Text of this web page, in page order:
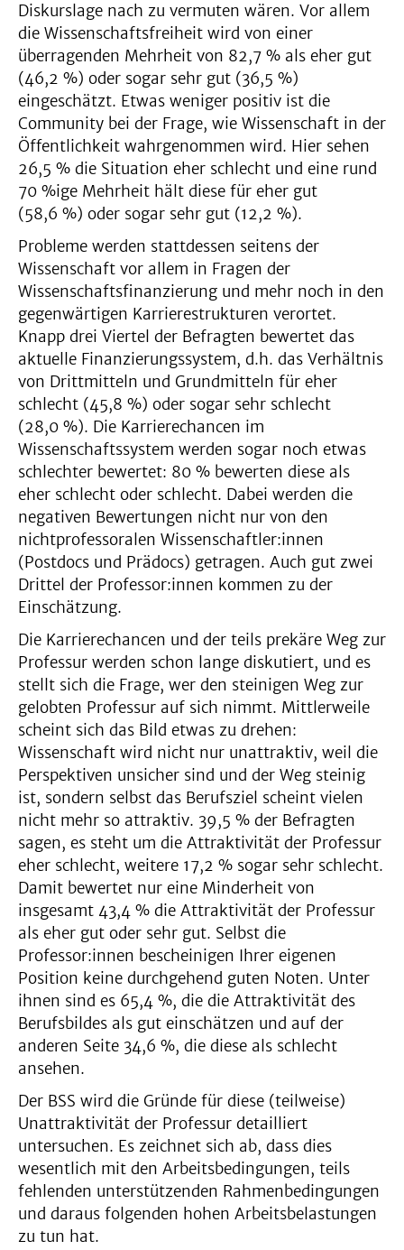
Diskurslage nach zu vermuten wären. Vor allem
die Wissenschaftsfreiheit wird von einer
überragenden Mehrheit von 82,7 % als eher gut
(46,2 %) oder sogar sehr gut (36,5 %)
eingeschätzt. Etwas weniger positiv ist die
Community bei der Frage, wie Wissenschaft in der
Öffentlichkeit wahrgenommen wird. Hier sehen
26,5 % die Situation eher schlecht und eine rund
70 %ige Mehrheit hält diese für eher gut
(58,6 %) oder sogar sehr gut (12,2 %).
Probleme werden stattdessen seitens der
Wissenschaft vor allem in Fragen der
Wissenschaftsfinanzierung und mehr noch in den
gegenwärtigen Karrierestrukturen verortet.
Knapp drei Viertel der Befragten bewertet das
aktuelle Finanzierungssystem, d.h. das Verhältnis
von Drittmitteln und Grundmitteln für eher
schlecht (45,8 %) oder sogar sehr schlecht
(28,0 %). Die Karrierechancen im
Wissenschaftssystem werden sogar noch etwas
schlechter bewertet: 80 % bewerten diese als
eher schlecht oder schlecht. Dabei werden die
negativen Bewertungen nicht nur von den
nichtprofessoralen Wissenschaftler:innen
(Postdocs und Prädocs) getragen. Auch gut zwei
Drittel der Professor:innen kommen zu der
Einschätzung.
Die Karrierechancen und der teils prekäre Weg zur
Professur werden schon lange diskutiert, und es
stellt sich die Frage, wer den steinigen Weg zur
gelobten Professur auf sich nimmt. Mittlerweile
scheint sich das Bild etwas zu drehen:
Wissenschaft wird nicht nur unattraktiv, weil die
Perspektiven unsicher sind und der Weg steinig
ist, sondern selbst das Berufsziel scheint vielen
nicht mehr so attraktiv. 39,5 % der Befragten
sagen, es steht um die Attraktivität der Professur
eher schlecht, weitere 17,2 % sogar sehr schlecht.
Damit bewertet nur eine Minderheit von
insgesamt 43,4 % die Attraktivität der Professur
als eher gut oder sehr gut. Selbst die
Professor:innen bescheinigen Ihrer eigenen
Position keine durchgehend guten Noten. Unter
ihnen sind es 65,4 %, die die Attraktivität des
Berufsbildes als gut einschätzen und auf der
anderen Seite 34,6 %, die diese als schlecht
ansehen.
Der BSS wird die Gründe für diese (teilweise)
Unattraktivität der Professur detailliert
untersuchen. Es zeichnet sich ab, dass dies
wesentlich mit den Arbeitsbedingungen, teils
fehlenden unterstützenden Rahmenbedingungen
und daraus folgenden hohen Arbeitsbelastungen
zu tun hat.